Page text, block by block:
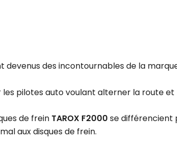
devenus des incontournables de la
pilotes auto voulant alterner la route et
de frein TAROX F2000 se différencient
aux disques de frein.